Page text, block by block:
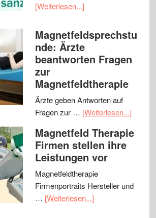
[Weiterlesen...]
Magnetfeldsprechstu
nde: Ärzte
beantworten Fragen
zur
Magnetfeldtherapie
Ärzte geben Antworten auf
Fragen zur … [Weiterlesen...]
Magnetfeld Therapie
Firmen stellen ihre
Leistungen vor
Magnetfeldtherapie
Firmenportraits Hersteller und
… [Weiterlesen...]